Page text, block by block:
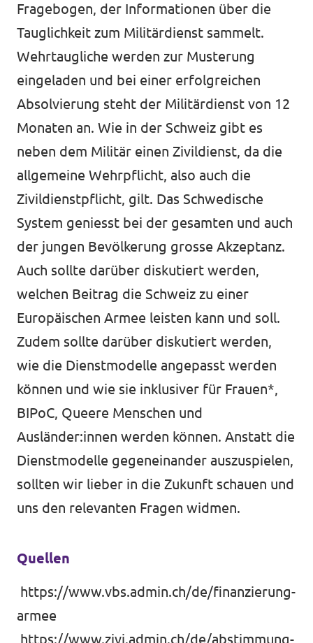
Fragebogen, der Informationen über die
Tauglichkeit zum Militärdienst sammelt.
Wehrtaugliche werden zur Musterung
eingeladen und bei einer erfolgreichen
Absolvierung steht der Militärdienst von 12
Monaten an. Wie in der Schweiz gibt es
neben dem Militär einen Zivildienst, da die
allgemeine Wehrpflicht, also auch die
Zivildienstpflicht, gilt. Das Schwedische
System geniesst bei der gesamten und auch
der jungen Bevölkerung grosse Akzeptanz.
Auch sollte darüber diskutiert werden,
welchen Beitrag die Schweiz zu einer
Europäischen Armee leisten kann und soll.
Zudem sollte darüber diskutiert werden,
wie die Dienstmodelle angepasst werden
können und wie sie inklusiver für Frauen*,
BIPoC, Queere Menschen und
Ausländer:innen werden können. Anstatt die
Dienstmodelle gegeneinander auszuspielen,
sollten wir lieber in die Zukunft schauen und
uns den relevanten Fragen widmen.
Quellen
https://www.vbs.admin.ch/de/finanzierung-
armee
https://www.zivi.admin.ch/de/abstimmung-